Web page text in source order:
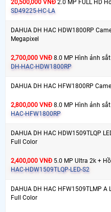
20,500,000 VNĐ 2.0 MP FULL HD
SD49225-HC-LA
DAHUA DH HAC HDW1800RP
Megapixel
2,700,000 VNĐ 8.0 MP Hình ảnh
DH-HAC-HDW1800RP
DAHUA DH HAC HFW1800RP
2,800,000 VNĐ 8.0 MP Hình ảnh
HAC-HFW1800RP
DAHUA DH HAC HDW1509TLQP
Full Color
2,400,000 VNĐ 5.0 MP Ultra 2k +
HAC-HDW1509TLQP-LED-S2
DAHUA DH HAC HFW1509TLMP A
Full Color